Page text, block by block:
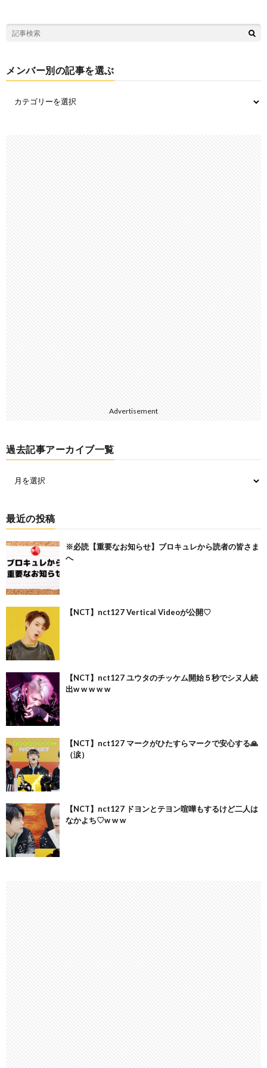
メンバー別の記事を選ぶ
Advertisement
過去記事アーカイブ一覧
最近の投稿
※必読【重要なお知らせ】ブロキュレから読者の皆さま
へ
【NCT】nct127 Vertical Videoが公開♡
【NCT】nct127 ユウタのチッケム開始５秒でシヌ人続
出w w w w w
【NCT】nct127 マークがひたすらマークで安心する🙏
（涙）
【NCT】nct127 ドヨンとテヨン喧嘩もするけど二人は
なかよち♡w w w